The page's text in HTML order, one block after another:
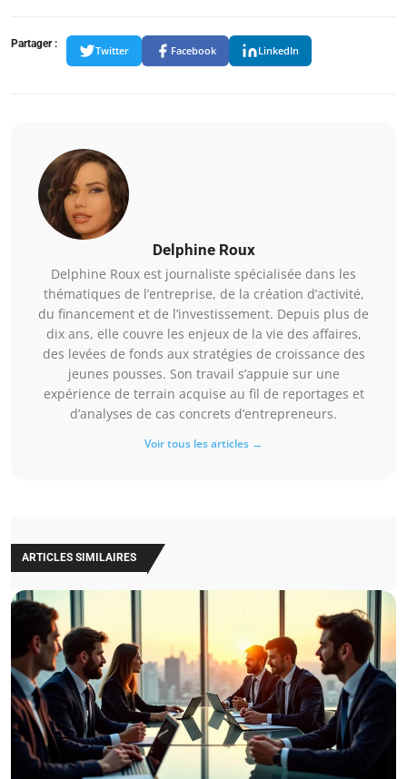
Partager :
Twitter Facebook LinkedIn
Delphine Roux
Delphine Roux est journaliste spécialisée dans les
thématiques de l’entreprise, de la création d’activité,
du financement et de l’investissement. Depuis plus de
dix ans, elle couvre les enjeux de la vie des affaires,
des levées de fonds aux stratégies de croissance des
jeunes pousses. Son travail s’appuie sur une
expérience de terrain acquise au fil de reportages et
d’analyses de cas concrets d’entrepreneurs.
Voir tous les articles →
ARTICLES SIMILAIRES